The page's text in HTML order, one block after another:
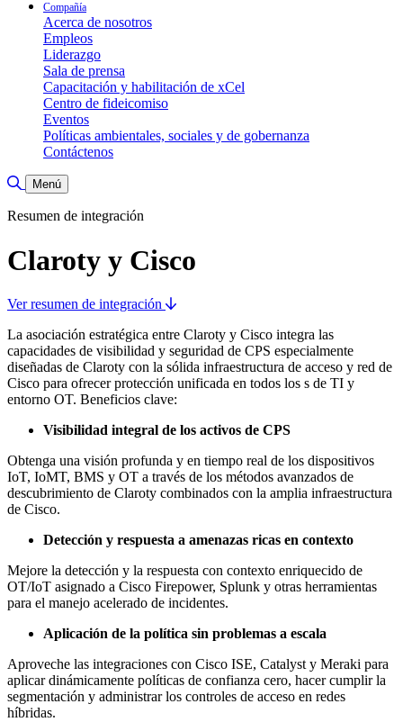
Compañía
Acerca de nosotros
Empleos
Liderazgo
Sala de prensa
Capacitación y habilitación de xCel
Centro de fideicomiso
Eventos
Políticas ambientales, sociales y de gobernanza
Contáctenos
Alternar búsqueda
Menú
Resumen de integración
Claroty y Cisco
Ver resumen de integración
La asociación estratégica entre Claroty y Cisco integra las
capacidades de visibilidad y seguridad de CPS especialmente
diseñadas de Claroty con la sólida infraestructura de acceso y red de
Cisco para ofrecer protección unificada en todos los s de TI y
entorno OT. Beneficios clave:
Visibilidad integral de los activos de CPS
Obtenga una visión profunda y en tiempo real de los dispositivos
IoT, IoMT, BMS y OT a través de los métodos avanzados de
descubrimiento de Claroty combinados con la amplia infraestructura
de Cisco.
Detección y respuesta a amenazas ricas en contexto
Mejore la detección y la respuesta con contexto enriquecido de
OT/IoT asignado a Cisco Firepower, Splunk y otras herramientas
para el manejo acelerado de incidentes.
Aplicación de la política sin problemas a escala
Aproveche las integraciones con Cisco ISE, Catalyst y Meraki para
aplicar dinámicamente políticas de confianza cero, hacer cumplir la
segmentación y administrar los controles de acceso en redes
híbridas.